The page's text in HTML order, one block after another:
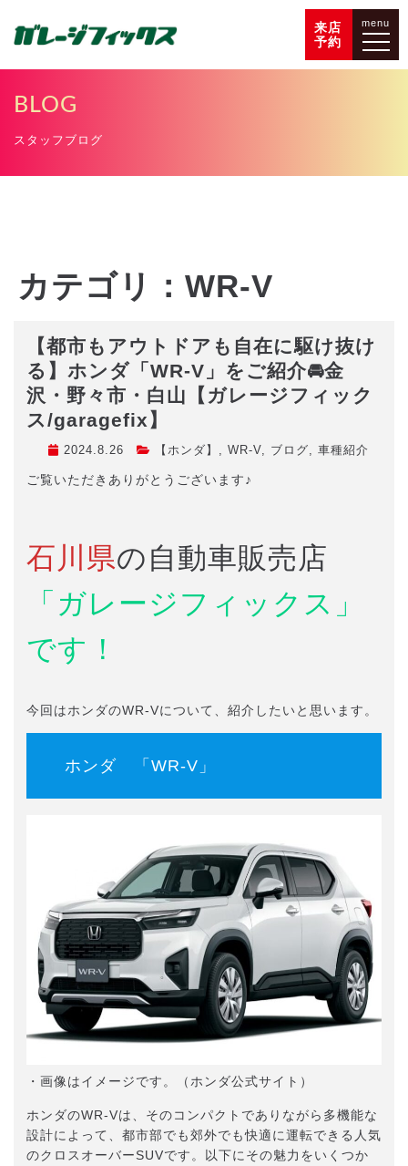
来店
予約
menu
BLOG
スタッフブログ
カテゴリ：WR-V
【都市もアウトドアも自在に駆け抜け
る】ホンダ「WR-V」をご紹介🚘金
沢・野々市・白山【ガレージフィック
ス/garagefix】
2024.8.26 【ホンダ】 , WR-V, ブログ, 車種紹介
ご覧いただきありがとうございます♪
石川県の自動車販売店
「ガレージフィックス」
です！
今回はホンダのWR-Vについて、紹介したいと思います。
ホンダ 「WR-V」
・画像はイメージです。（ホンダ公式サイト）
ホンダのWR-Vは、そのコンパクトでありながら多機能な
設計によって、都市部でも郊外でも快適に運転できる人気
のクロスオーバーSUVです。以下にその魅力をいくつか